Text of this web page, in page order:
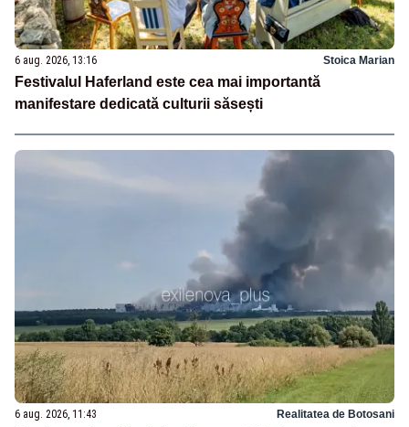
6 aug. 2026, 13:16 Stoica Marian
Festivalul Haferland este cea mai importantă
manifestare dedicată culturii săsești
6 aug. 2026, 11:43 Realitatea de Botosani